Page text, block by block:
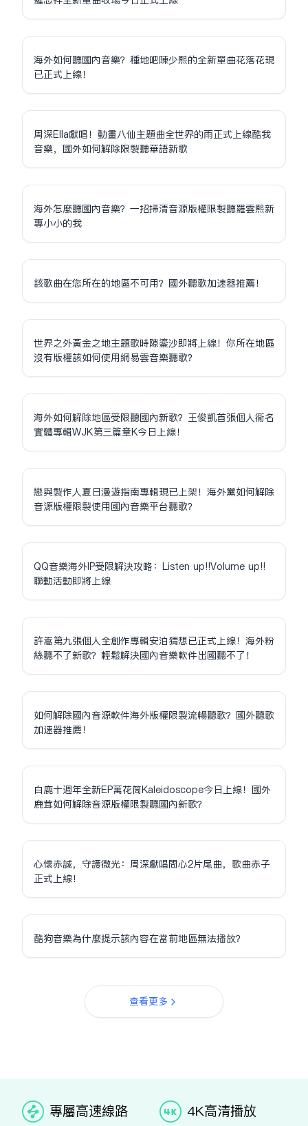
海外如何聽國內音樂？種地吧陳少熙的全新單曲花落花現
已正式上線！
周深Ella獻唱！動畫八仙主題曲全世界的雨正式上線酷我
音樂，國外如何解除限制聽華語新歌
海外怎麼聽國內音樂？一招掃清音源版權限制聽羅雲熙新
專小小的我
該歌曲在您所在的地區不可用？國外聽歌加速器推薦！
世界之外黃金之地主題歌時隙鎏沙即將上線！你所在地區
沒有版權該如何使用網易雲音樂聽歌？
海外如何解除地區受限聽國內新歌？王俊凱首張個人同名
實體專輯WJK第三篇章K今日上線！
戀與製作人夏日漫遊指南專輯現已上架！海外黨如何解除
音源版權限制使用國內音樂平台聽歌？
QQ音樂海外IP受限解決攻略：Listen up!!Volume up!!
聯動活動即將上線
許嵩第九張個人全創作專輯安泊猜想已正式上線！海外粉
絲聽不了新歌？輕鬆解決國內音樂軟件出國聽不了！
如何解除國內音源軟件海外版權限制流暢聽歌？國外聽歌
加速器推薦！
白鹿十週年全新EP萬花筒Kaleidoscope今日上線！國外
鹿茸如何解除音源版權限制聽國內新歌？
心懷赤誠，守護微光：周深獻唱問心2片尾曲，歌曲赤子
正式上線！
酷狗音樂為什麼提示該內容在當前地區無法播放？
查看更多
专属高速线路 4K高清播放